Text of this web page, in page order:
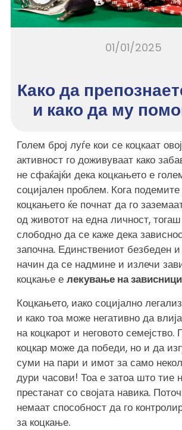
01/01/2025
Како да
и како да му
Голем број луѓе кои се коцкаат
активност го доживуваат како
не сфаќајќи дека коцкањето е
социјален проблем. Кога
коцкањето ќе почнат да го
од животот на една личност,
слободно да се каже дека
започна. Единствениот безбеден
начин да се надмине и излечи
коцкање е лекување на
Коцкањето, иако социјално
и како тоа може негативно да
на коцкарот и неговото
коцкар може да победи, но и да
суми на пари и имот за само
дури часови! Тоа е затоа што тие
престанат со својата навика.
немаат способност да го
за коцкање.